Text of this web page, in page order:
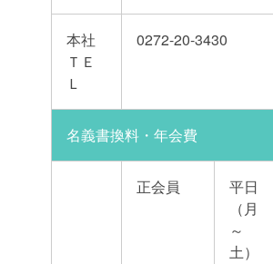
本社
ＴＥ
Ｌ
0272-20-3430
名義書換料・年会費
正会員
平日
（月
～
土）